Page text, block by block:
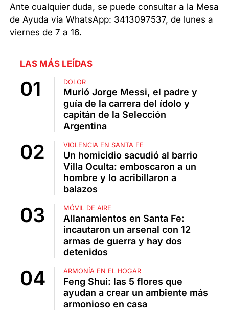
Ante cualquier duda, se puede consultar a la Mesa
de Ayuda vía WhatsApp: 3413097537, de lunes a
viernes de 7 a 16.
LAS MÁS LEÍDAS
DOLOR
Murió Jorge Messi, el padre y
guía de la carrera del ídolo y
capitán de la Selección
Argentina
VIOLENCIA EN SANTA FE
Un homicidio sacudió al barrio
Villa Oculta: emboscaron a un
hombre y lo acribillaron a
balazos
MÓVIL DE AIRE
Allanamientos en Santa Fe:
incautaron un arsenal con 12
armas de guerra y hay dos
detenidos
ARMONÍA EN EL HOGAR
Feng Shui: las 5 flores que
ayudan a crear un ambiente más
armonioso en casa